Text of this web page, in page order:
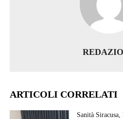
ARTICOLI CORRELATI
Sanità